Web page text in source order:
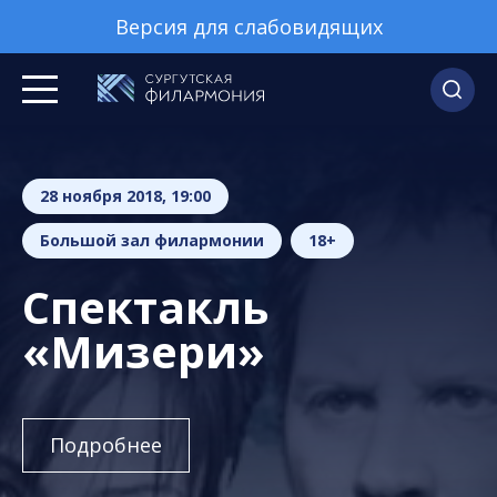
Версия для слабовидящих
28 ноября 2018, 19:00
Большой зал филармонии 18+
Спектакль
«Мизери»
Подробнее